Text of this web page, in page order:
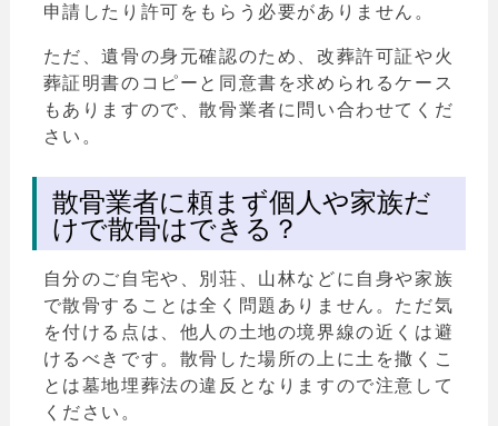
申請したり許可をもらう必要がありません。
ただ、遺骨の身元確認のため、改葬許可証や火
葬証明書のコピーと同意書を求められるケース
もありますので、散骨業者に問い合わせてくだ
さい。
散骨業者に頼まず個人や家族だ
けで散骨はできる？
自分のご自宅や、別荘、山林などに自身や家族
で散骨することは全く問題ありません。ただ気
を付ける点は、他人の土地の境界線の近くは避
けるべきです。散骨した場所の上に土を撒くこ
とは墓地埋葬法の違反となりますので注意して
ください。